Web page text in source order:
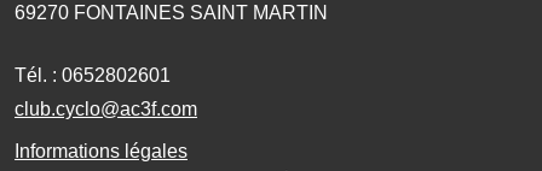
69270 FONTAINES SAINT MARTIN
Tél. : 0652802601
club.cyclo@ac3f.com
Informations légales